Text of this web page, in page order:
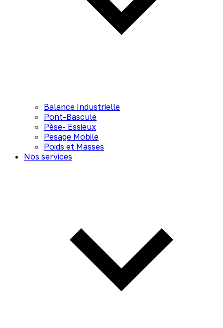
Balance Industrielle
Pont-Bascule
Pèse- Essieux
Pesage Mobile
Poids et Masses
Nos services